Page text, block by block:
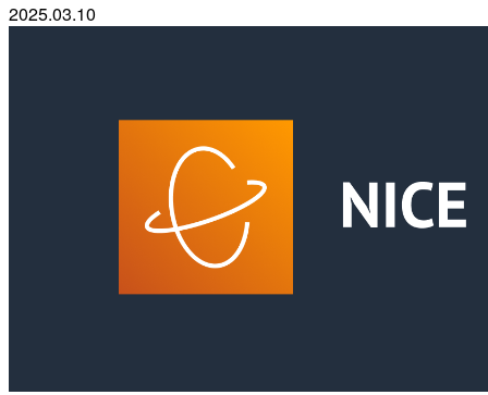
2025.03.10